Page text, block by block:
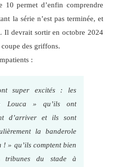
10 permet d’enfin comprendre
la série n’est pas terminée, et
Il devrait sortir en octobre 2024
des griffons.
:
super excités : les
Louca » qu’ils ont
d’arriver et ils sont
la banderole
! » qu’ils comptent bien
tribunes du stade à